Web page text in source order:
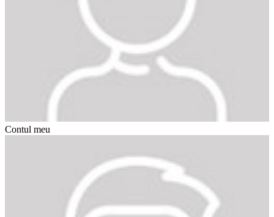
Contul meu